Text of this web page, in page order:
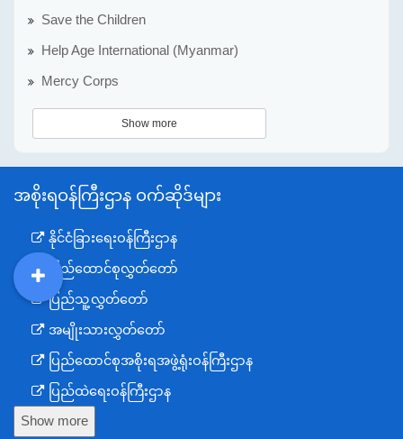
Save the Children
Help Age International (Myanmar)
Mercy Corps
Show more
အစိုးရဝန်ကြီးဌာန ဝက်ဆိုဒ်များ
နိုင်ငံခြားရေးဝန်ကြီးဌာန
ပြည်ထောင်စုလွှတ်တော်
ပြည်သူ့လွှတ်တော်
အမျိုးသားလွှတ်တော်
ပြည်ထောင်စုအစိုးရအဖွဲ့ရုံးဝန်ကြီးဌာန
ပြည်ထဲရေးဝန်ကြီးဌာန
ကာကွယ်ရေးဝန်ကြီးဌာန
Show more